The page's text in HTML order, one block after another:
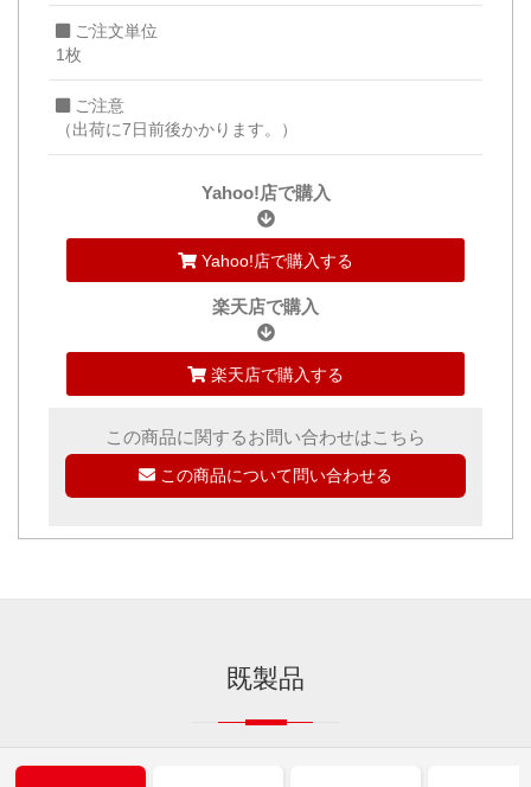
ご注文単位
1枚
ご注意
（出荷に7日前後かかります。）
Yahoo!店で購入
Yahoo!店で購入する
楽天店で購入
楽天店で購入する
この商品に関するお問い合わせはこちら
この商品について問い合わせる
既製品